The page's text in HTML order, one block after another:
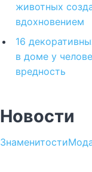
животных
вдохновением
16
в доме у
вредность
Новости
Знаменитости